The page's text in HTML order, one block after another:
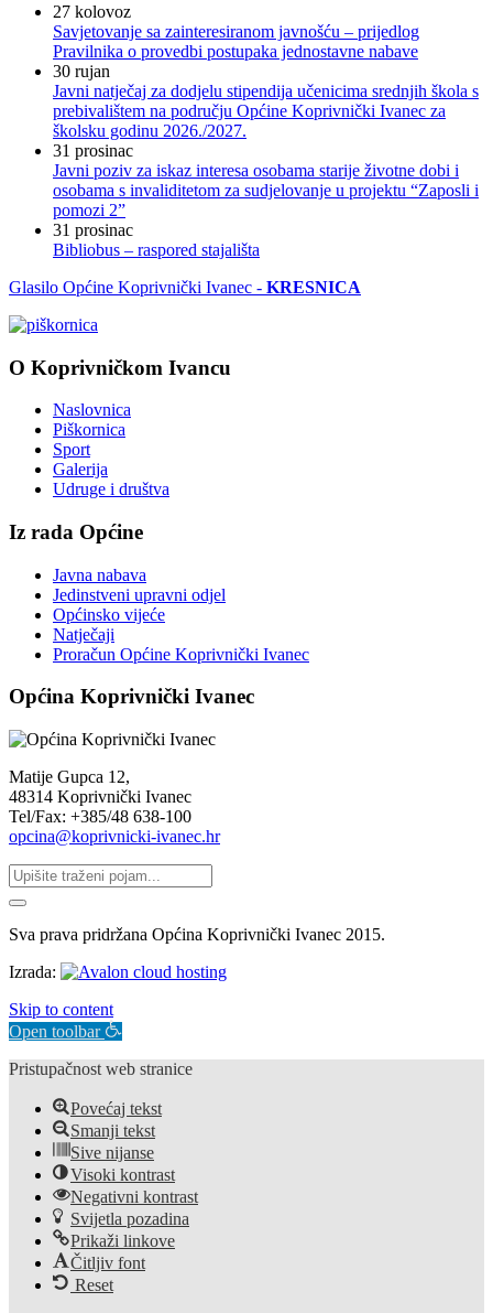
27 kolovoz
Savjetovanje sa zainteresiranom javnošću – prijedlog
Pravilnika o provedbi postupaka jednostavne nabave
30 rujan
Javni natječaj za dodjelu stipendija učenicima srednjih škola s
prebivalištem na području Općine Koprivnički Ivanec za
školsku godinu 2026./2027.
31 prosinac
Javni poziv za iskaz interesa osobama starije životne dobi i
osobama s invaliditetom za sudjelovanje u projektu “Zaposli i
pomozi 2”
31 prosinac
Bibliobus – raspored stajališta
Glasilo Općine Koprivnički Ivanec - KRESNICA
O Koprivničkom Ivancu
Naslovnica
Piškornica
Sport
Galerija
Udruge i društva
Iz rada Općine
Javna nabava
Jedinstveni upravni odjel
Općinsko vijeće
Natječaji
Proračun Općine Koprivnički Ivanec
Općina Koprivnički Ivanec
Matije Gupca 12,
48314 Koprivnički Ivanec
Tel/Fax: +385/48 638-100
opcina@koprivnicki-ivanec.hr
Sva prava pridržana Općina Koprivnički Ivanec 2015.
Izrada:
Skip to content
Open toolbar
Pristupačnost web stranice
Povećaj tekst
Smanji tekst
Sive nijanse
Visoki kontrast
Negativni kontrast
Svijetla pozadina
Prikaži linkove
Čitljiv font
Reset